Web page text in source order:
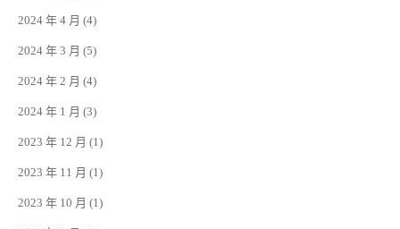
2024 年 4 月 (4)
2024 年 3 月 (5)
2024 年 2 月 (4)
2024 年 1 月 (3)
2023 年 12 月 (1)
2023 年 11 月 (1)
2023 年 10 月 (1)